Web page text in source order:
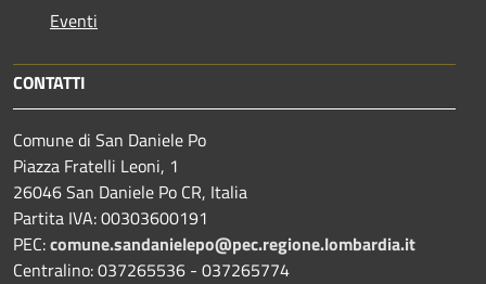
Eventi
CONTATTI
Comune di San Daniele Po
Piazza Fratelli Leoni, 1
26046 San Daniele Po CR, Italia
Partita IVA: 00303600191
PEC:comune.sandanielepo@pec.regione.lombardia.it
Centralino: 037265536 - 037265774